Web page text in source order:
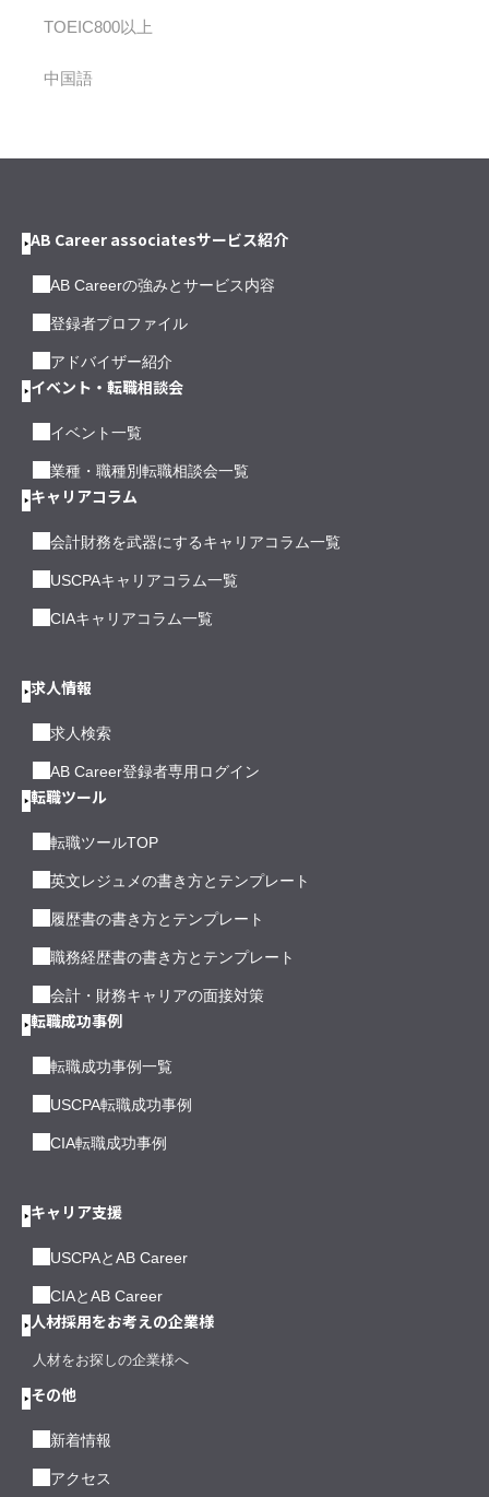
TOEIC800以上
中国語
AB Career associatesサービス紹介
AB Careerの強みとサービス内容
登録者プロファイル
アドバイザー紹介
イベント・転職相談会
イベント一覧
業種・職種別転職相談会一覧
キャリアコラム
会計財務を武器にするキャリアコラム一覧
USCPAキャリアコラム一覧
CIAキャリアコラム一覧
求人情報
求人検索
AB Career登録者専用ログイン
転職ツール
転職ツールTOP
英文レジュメの書き方とテンプレート
履歴書の書き方とテンプレート
職務経歴書の書き方とテンプレート
会計・財務キャリアの面接対策
転職成功事例
転職成功事例一覧
USCPA転職成功事例
CIA転職成功事例
キャリア支援
USCPAとAB Career
CIAとAB Career
人材採用をお考えの企業様
人材をお探しの企業様へ
その他
新着情報
アクセス